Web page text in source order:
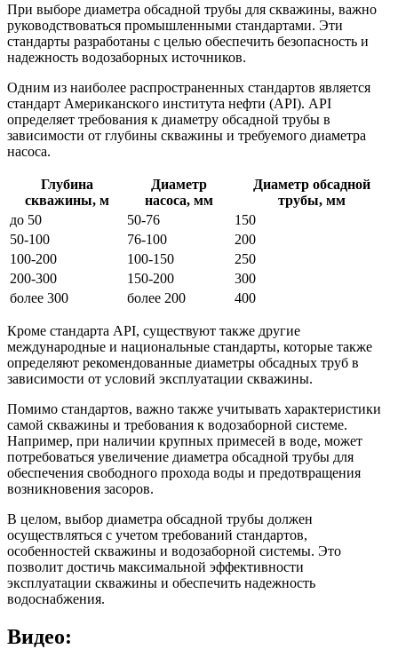
При выборе диаметра обсадной трубы для скважины, важно
руководствоваться промышленными стандартами. Эти
стандарты разработаны с целью обеспечить безопасность и
надежность водозаборных источников.
Одним из наиболее распространенных стандартов является
стандарт Американского института нефти (API). API
определяет требования к диаметру обсадной трубы в
зависимости от глубины скважины и требуемого диаметра
насоса.
Глубина
скважины, м
Диаметр
насоса, мм
Диаметр обсадной
трубы, мм
до 50
50-76
150
50-100
76-100
200
100-200
100-150
250
200-300
150-200
300
более 300
более 200 400
Кроме стандарта API, существуют также другие
международные и национальные стандарты, которые также
определяют рекомендованные диаметры обсадных труб в
зависимости от условий эксплуатации скважины.
Помимо стандартов, важно также учитывать характеристики
самой скважины и требования к водозаборной системе.
Например, при наличии крупных примесей в воде, может
потребоваться увеличение диаметра обсадной трубы для
обеспечения свободного прохода воды и предотвращения
возникновения засоров.
В целом, выбор диаметра обсадной трубы должен
осуществляться с учетом требований стандартов,
особенностей скважины и водозаборной системы. Это
позволит достичь максимальной эффективности
эксплуатации скважины и обеспечить надежность
водоснабжения.
Видео: